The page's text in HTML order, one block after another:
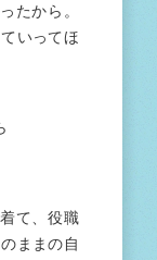
たから。
いってほ
て、役職
ままの自